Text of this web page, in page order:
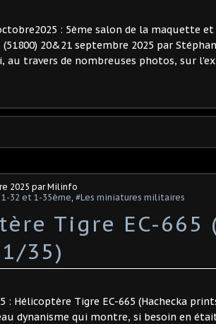
: 5ème salon de la maquette
20&21 septembre 2025 par
au travers de nombreuses photos, sur
2025 par Milinfo
32 et 1-35ème, #Les miniatures militaires
Tigre EC-665
35)
: Hélicoptère Tigre EC-665 (Hachecka
dynanisme qui montre, si besoin en